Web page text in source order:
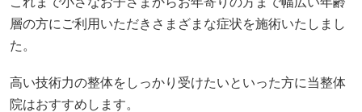
層の方にご利用いただきさまざまな症状を施術いたしまし
た。
高い技術力の整体をしっかり受けたいといった方に当整体
院はおすすめします。